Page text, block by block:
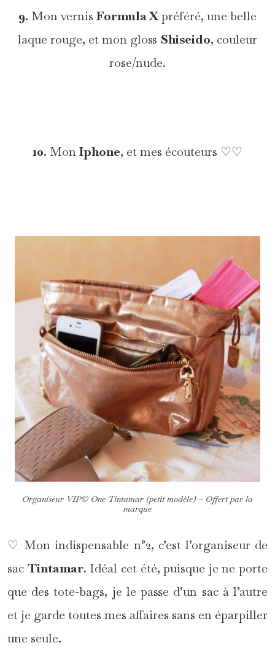
9. Mon vernis Formula Xpréféré, une belle
laque rouge, et mon gloss Shiseido, couleur
rose/nude.
10. MonIphone, et mes écouteurs ♡♡
Organiseur VIP© One Tintamar (petit modèle) – Offert par la
marque
♡ Mon indispensable n°2, c’est l’organiseur de
sac Tintamar. Idéal cet été, puisque je ne porte
que des tote-bags, je le passe d’un sac à l’autre
et je garde toutes mes affaires sans en éparpiller
une seule.